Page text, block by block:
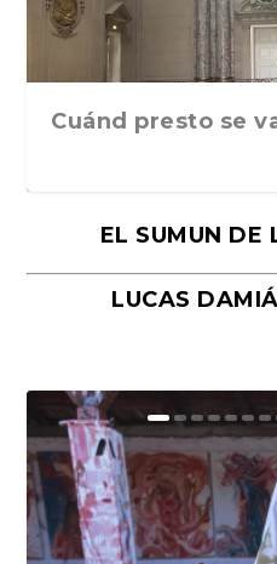
Cuánd presto se
Moral, de Lyra
Traducción de
Revolución, de
Libros del
«La música ha
mi vida». Esthe...
«El barman del
Collin. Traducci...
Mañanas de
Bocaccio
EL SUMUN DE
LUCAS